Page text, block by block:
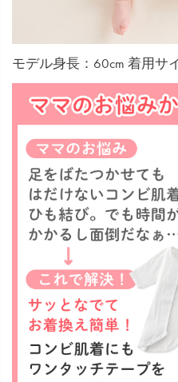
モデル身長：60cm 着用サ